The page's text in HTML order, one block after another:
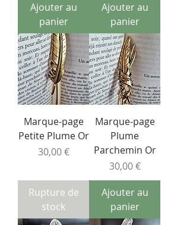
Ajouter au
panier
Ajouter au
panier
Marque-page
Petite Plume Or
Prix
30,00 €
Rupture de
stock
Marque-page
Plume
Parchemin Or
Prix
30,00 €
Ajouter au
panier